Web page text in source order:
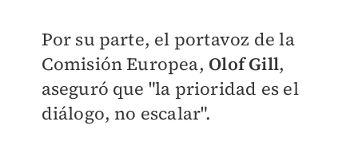
Por su parte, el portavoz de la
Comisión Europea, Olof Gill,
aseguró que "la prioridad es el
diálogo, no escalar".